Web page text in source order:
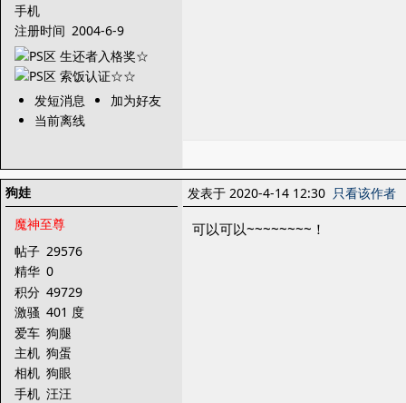
手机
注册时间 2004-6-9
发短消息
加为好友
当前离线
狗娃
魔神至尊
帖子 29576
精华 0
积分 49729
激骚 401 度
爱车 狗腿
主机 狗蛋
相机 狗眼
手机 汪汪
发表于 2020-4-14 12:30 只看该作者
可以可以~~~~~~~~！